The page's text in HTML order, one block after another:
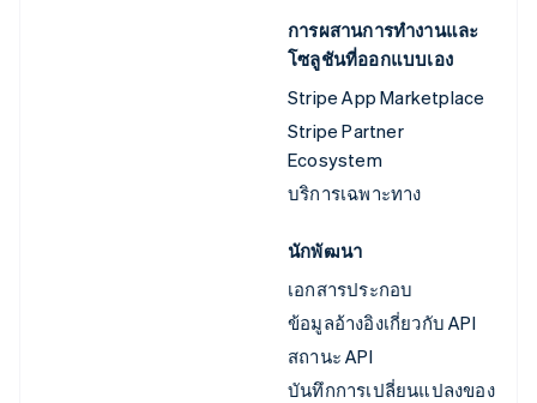
การผสานการทำงานและ
โซลูชันที่ออกแบบเอง
Stripe App Marketplace
Stripe Partner
Ecosystem
บริการเฉพาะทาง
นักพัฒนา
เอกสารประกอบ
ข้อมูลอ้างอิงเกี่ยวกับ API
สถานะ API
บันทึกการเปลี่ยนแปลงของ